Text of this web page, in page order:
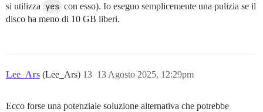
si utilizza yes con esso). Io eseguo semplicemente una pulizia se il
disco ha meno di 10 GB liberi.
Lee_Ars (Lee_Ars) 13 Agosto 2025, 12:29pm
13
Ecco forse una potenziale soluzione alternativa che potrebbe